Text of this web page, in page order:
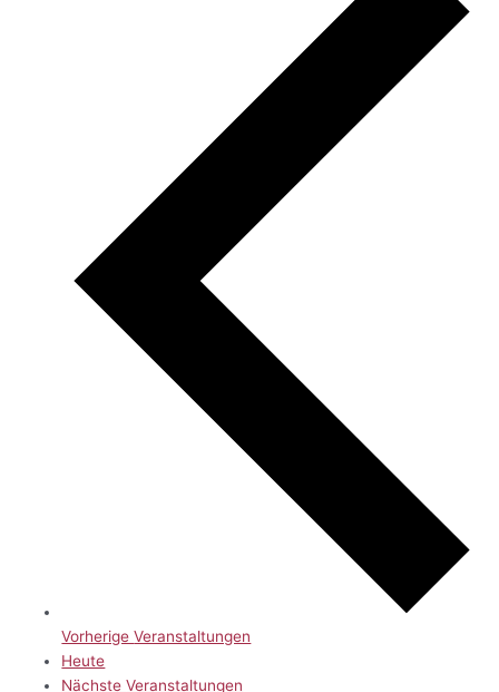
VorherigeVeranstaltungen
Heute
NächsteVeranstaltungen